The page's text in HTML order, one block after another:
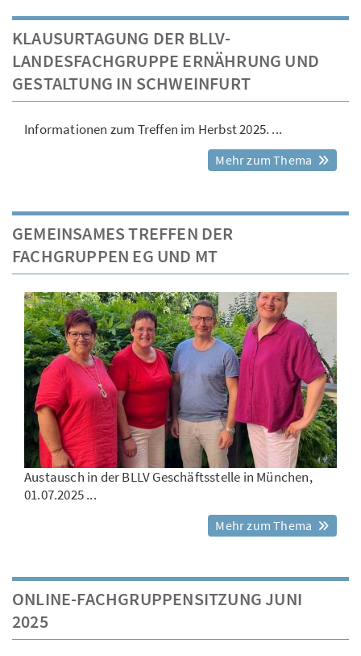
KLAUSURTAGUNG DER BLLV-
LANDESFACHGRUPPE ERNÄHRUNG UND
GESTALTUNG IN SCHWEINFURT
Informationen zum Treffen im Herbst 2025. ...
Mehr zum Thema
GEMEINSAMES TREFFEN DER
FACHGRUPPEN EG UND MT
Austausch in der BLLV Geschäftsstelle in München,
01.07.2025 ...
Mehr zum Thema
ONLINE-FACHGRUPPENSITZUNG JUNI
2025